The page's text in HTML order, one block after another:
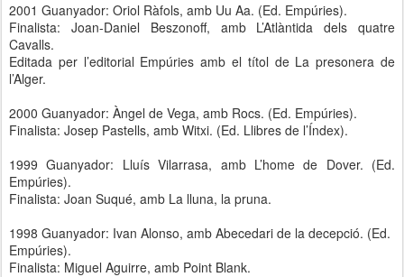
2001 Guanyador: Oriol Ràfols, amb Uu Aa. (Ed. Empúries).
Finalista: Joan-Daniel Beszonoff, amb L’Atlàntida dels quatre
Cavalls.
Editada per l’editorial Empúries amb el títol de La presonera de
l’Alger.
2000 Guanyador: Àngel de Vega, amb Rocs. (Ed. Empúries).
Finalista: Josep Pastells, amb Witxi. (Ed. Llibres de l’Índex).
1999 Guanyador: Lluís Vilarrasa, amb L’home de Dover. (Ed.
Empúries).
Finalista: Joan Suqué, amb La lluna, la pruna.
1998 Guanyador: Ivan Alonso, amb Abecedari de la decepció. (Ed.
Empúries).
Finalista: Miguel Aguirre, amb Point Blank.